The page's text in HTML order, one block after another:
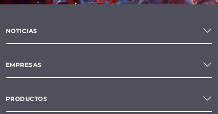
NOTICIAS
EMPRESAS
PRODUCTOS